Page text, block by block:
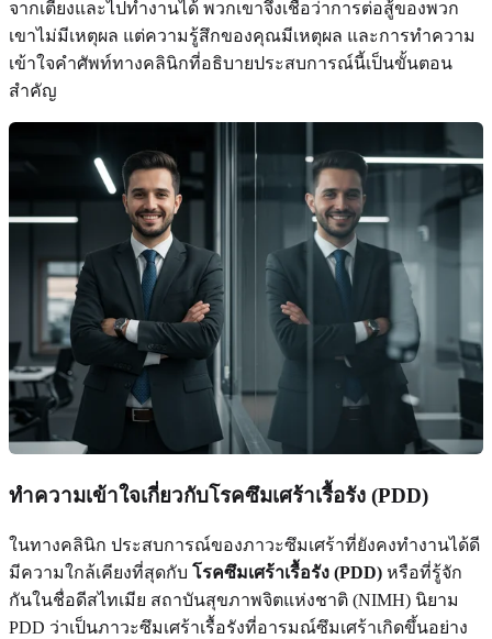
จากเตียงและไปทำงานได้ พวกเขาจึงเชื่อว่าการต่อสู้ของพวก
เขาไม่มีเหตุผล แต่ความรู้สึกของคุณมีเหตุผล และการทำความ
เข้าใจคำศัพท์ทางคลินิกที่อธิบายประสบการณ์นี้เป็นขั้นตอน
สำคัญ
ทำความเข้าใจเกี่ยวกับโรคซึมเศร้าเรื้อรัง (PDD)
ในทางคลินิก ประสบการณ์ของภาวะซึมเศร้าที่ยังคงทำงานได้ดี
มีความใกล้เคียงที่สุดกับ โรคซึมเศร้าเรื้อรัง (PDD) หรือที่รู้จัก
กันในชื่อดีสไทเมีย สถาบันสุขภาพจิตแห่งชาติ (NIMH) นิยาม
PDD ว่าเป็นภาวะซึมเศร้าเรื้อรังที่อารมณ์ซึมเศร้าเกิดขึ้นอย่าง